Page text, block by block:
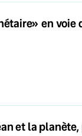
en voie
et la